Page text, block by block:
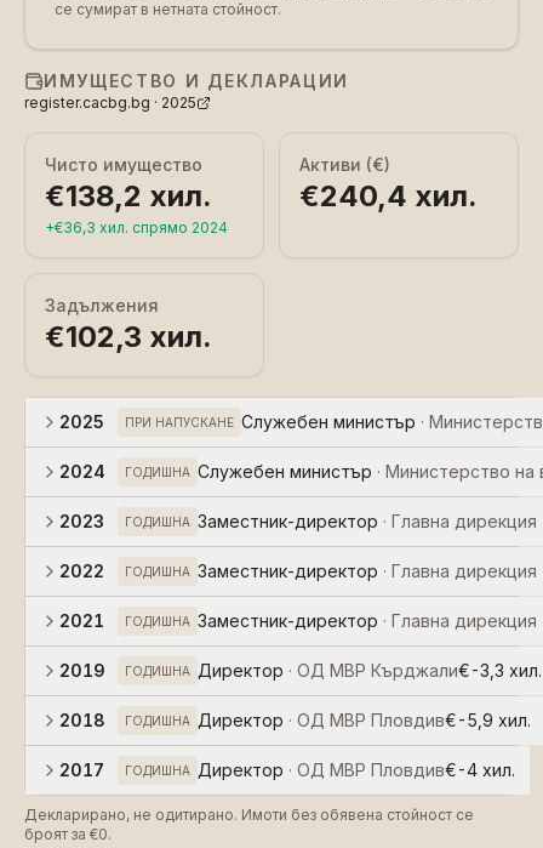
се сумират в нетната стойност.
ИМУЩЕСТВО И ДЕКЛАРАЦИИ
register.cacbg.bg · 2025
Чисто имущество
€138,2 хил.
+€36,3 хил. спрямо 2024
Активи (€)
€240,4 хил.
Задължения
€102,3 хил.
2025 ПРИ НАПУСКАНЕ Служебен министър ·
2024 ГОДИШНА Служебен министър · Министерство на
2023 ГОДИШНА Заместник-директор · Главна
2022 ГОДИШНА Заместник-директор · Главна
2021 ГОДИШНА Заместник-директор · Главна
2019 ГОДИШНА Директор · ОД МВР Кърджали€-3,3 хил.
2018 ГОДИШНА Директор · ОД МВР Пловдив€-5,9 хил.
2017 ГОДИШНА Директор · ОД МВР Пловдив€-4 хил.
Декларирано, не одитирано. Имоти без обявена стойност се
броят за €0.